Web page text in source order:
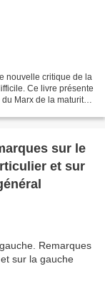
nouvelle critique de la
Ce livre présente
Marx de la maturité
sur le
et sur